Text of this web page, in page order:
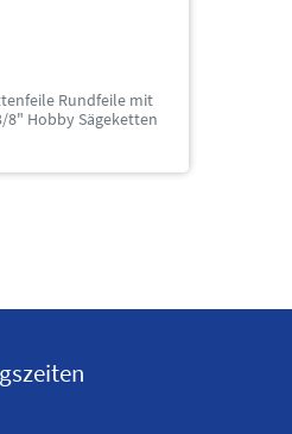
Rundfeile mit
8" Hobby Sägeketten